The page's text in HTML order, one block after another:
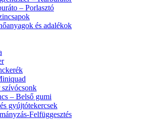
– Porlasztó
és adalékok
– Belső gumi
gyújtótekercsek
Felfüggesztés